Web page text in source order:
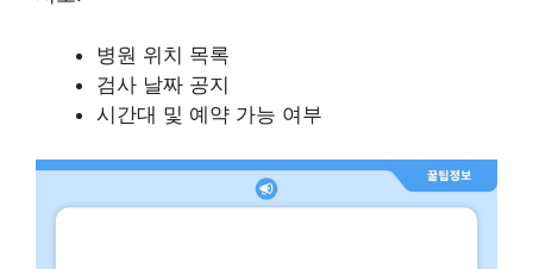
병원 위치 목록
검사 날짜 공지
시간대 및 예약 가능 여부